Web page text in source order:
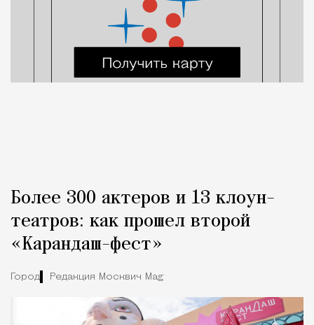
Более 300 актеров и 13 клоун-
театров: как прошел второй
«Карандаш-фест»
Город Редакция Москвич Mag